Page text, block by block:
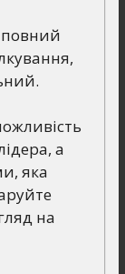
повний
а
яка
на